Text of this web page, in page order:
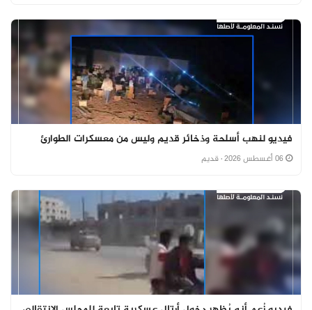
فيديو لنهب أسلحة وذخائر قديم وليس من معسكرات الطوارئ
· قديم